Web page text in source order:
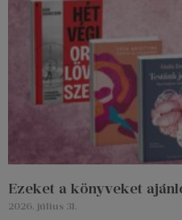
Ezeket a könyveket
2026. július 31.